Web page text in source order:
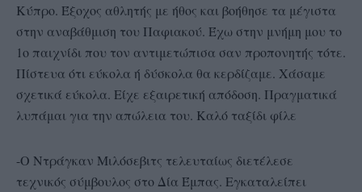
Κύπρο. Έξοχος αθλητής με ήθος και βοήθησε τα μέγιστα
στην αναβάθμιση του Παφιακού. Έχω στην μνήμη μου το
1ο παιχνίδι που τον αντιμετώπισα σαν προπονητής τότε.
Πίστευα ότι εύκολα ή δύσκολα θα κερδίζαμε. Χάσαμε
σχετικά εύκολα. Είχε εξαιρετική απόδοση. Πραγματικά
λυπάμαι για την απώλεια του. Καλό ταξίδι φίλε
-Ο Ντράγκαν Μιλόσεβιτς τελευταίως διετέλεσε
τεχνικός σύμβουλος στο Δία Έμπας. Εγκαταλείπει